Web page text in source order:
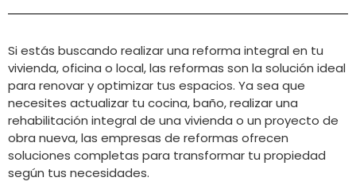
Si estás buscando realizar una reforma integral en tu
vivienda, oficina o local, las reformas son la solución ideal
para renovar y optimizar tus espacios. Ya sea que
necesites actualizar tu cocina, baño, realizar una
rehabilitación integral de una vivienda o un proyecto de
obra nueva, las empresas de reformas ofrecen
soluciones completas para transformar tu propiedad
según tus necesidades.